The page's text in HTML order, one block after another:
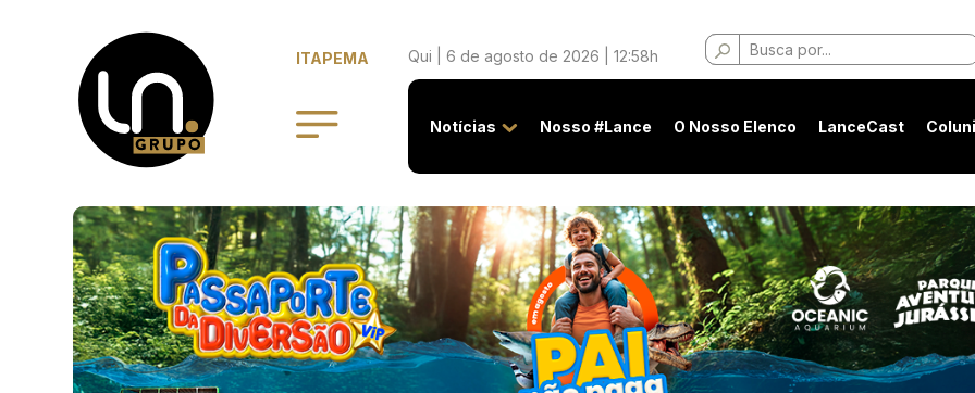
ITAPEMA Qui | 6 de agosto de 2026 | 12:58h
Buscar
por:
Notícias Nosso #Lance O Nosso Elenco LanceCast